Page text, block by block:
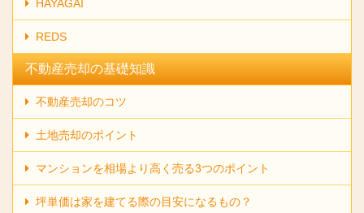
HAYAGAI
REDS
不動産売却の基礎知識
不動産売却のコツ
土地売却のポイント
マンションを相場より高く売る3つのポイント
坪単価は家を建てる際の目安になるもの？